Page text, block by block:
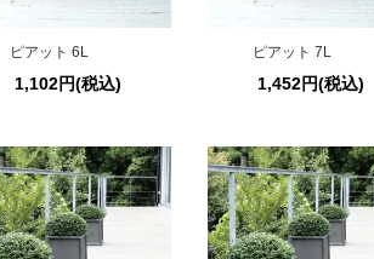
ピアット 6L
1,102円(税込)
ピアット 7L
1,452円(税込)